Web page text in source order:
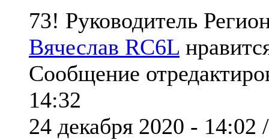
73! Руководитель
Вячеслав RC6L
Сообщение
14:32
24 декабря 2020 - 14:02